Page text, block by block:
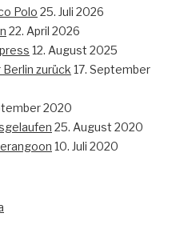
Polo 25. Juli 2026
22. April 2026
12. August 2025
zurück 17. September
2020
25. August 2020
10. Juli 2020